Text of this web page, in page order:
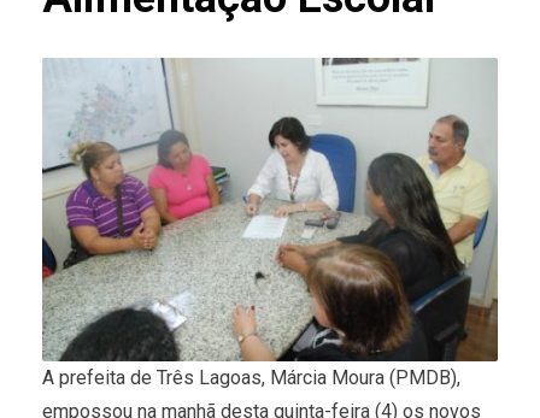
A prefeita de Três Lagoas, Márcia Moura (PMDB),
empossou na manhã desta quinta-feira (4) os novos